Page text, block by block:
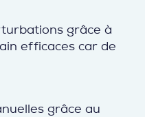
grâce à
efficaces car de
grâce au